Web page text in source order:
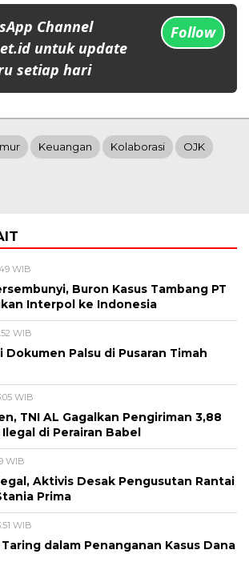
Channel
untuk update
setiap hari
Follow
Keuangan Kolaborasi OJK
WIB
Buron Kasus Tambang PT
Interpol ke Indonesia
WIB
Dokumen Palsu di Pusaran Timah
WIB
TNI AL Gagalkan Pengiriman 3,88
di Perairan Babel
WIB
Aktivis Desak Pengusutan Rantai
Prima
WIB
dalam Penanganan Kasus Dana